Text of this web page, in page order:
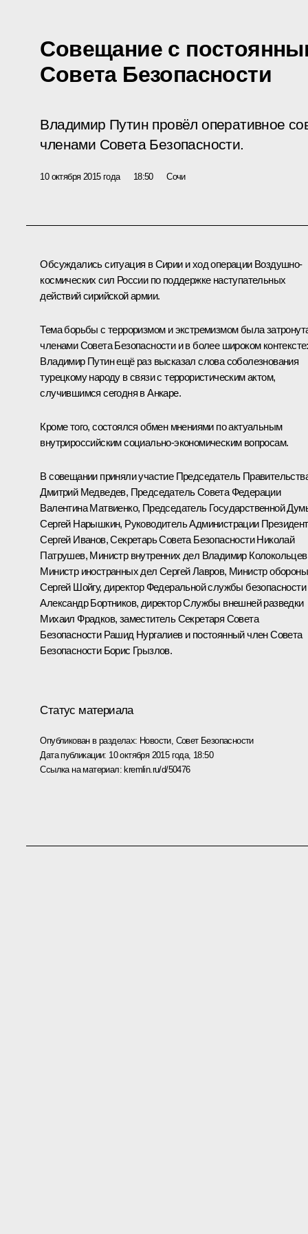
Совещание с
Совета Безопасности
Владимир Путин провёл оперативное
членами Совета Безопасности.
10 октября 2015 года 18:50 Сочи
Обсуждались ситуация в Сирии и ход операции Воздушно-
космических сил России по поддержке наступательных
действий сирийской армии.
Тема борьбы с терроризмом и экстремизмом была
членами Совета Безопасности и в более широком контексте:
Владимир Путин ещё раз высказал словасоболезнования
турецкому народу в связи с террористическим актом,
случившимся сегодня в Анкаре.
Кроме того, состоялся обмен мнениями по актуальным
внутрироссийским социально-экономическим вопросам.
В совещании приняли участие Председатель
Дмитрий Медведев, Председатель Совета Федерации
Валентина Матвиенко, Председатель Государственной
Сергей Нарышкин, Руководитель Администрации
Сергей Иванов, Секретарь Совета БезопасностиНиколай
Патрушев, Министр внутренних дел Владимир Колокольцев
Министр иностранных дел Сергей Лавров, Министр обороны
Сергей Шойгу, директор Федеральной службы безопасности
Александр Бортников, директор Службы внешней разведки
Михаил Фрадков, заместитель Секретаря Совета
Безопасности Рашид Нургалиев и постоянный член Совета
Безопасности Борис Грызлов.
Статус материала
Опубликован в разделах: Новости, Совет Безопасности
Дата публикации: 10 октября 2015 года, 18:50
Ссылка на материал: kremlin.ru/d/50476